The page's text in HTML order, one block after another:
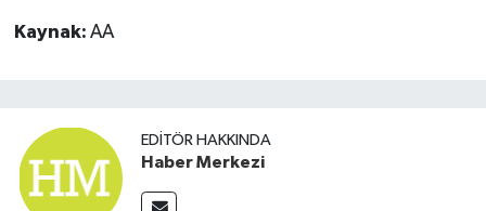
Kaynak: AA
EDITÖR HAKKINDA
Haber Merkezi